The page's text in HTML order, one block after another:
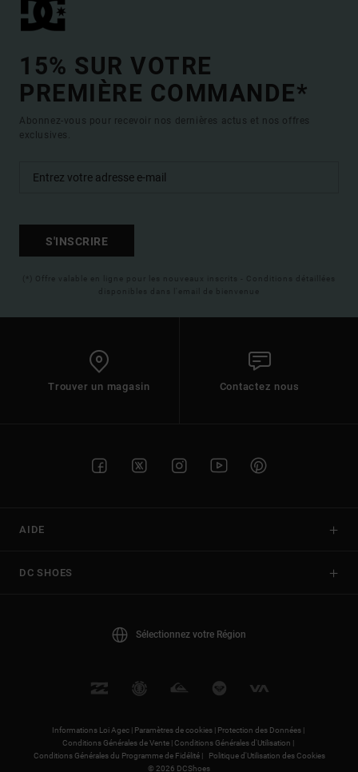
15% SUR VOTRE
PREMIÈRE COMMANDE*
Abonnez-vous pour recevoir nos dernières actus et nos offres
exclusives.
S'INSCRIRE
(*) Offre valable en ligne pour les nouveaux inscrits - Conditions détaillées
disponibles dans l'email de bienvenue
Trouver un magasin Contactez nous
AIDE
DC SHOES
Sélectionnez votre Région
Informations Loi Agec | Paramètres de cookies |
Protection des Données |
Conditions Générales de Vente | Conditions Générales d'Utilisation |
Conditions Générales du Programme de Fidélité |
Politique d'Utilisation des Cookies
© 2026 DCShoes